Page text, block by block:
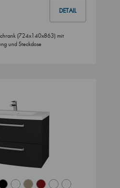
DETAIL
(724x140x863) mit
und Steckdose